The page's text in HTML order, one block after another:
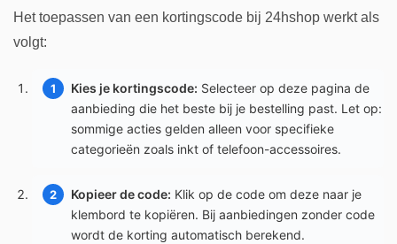
Het toepassen van een kortingscode bij 24hshop werkt als
volgt:
Kies je kortingscode: Selecteer op deze pagina de
aanbieding die het beste bij je bestelling past. Let op:
sommige acties gelden alleen voor specifieke
categorieën zoals inkt of telefoon-accessoires.
Kopieer de code: Klik op de code om deze naar je
klembord te kopiëren. Bij aanbiedingen zonder code
wordt de korting automatisch berekend.